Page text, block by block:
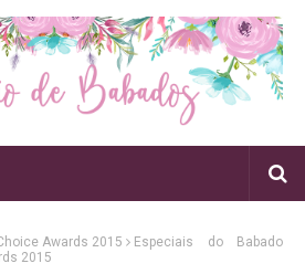
Awards 2015
Especiais do Babado
2015